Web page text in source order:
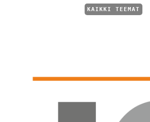
KAIKKI TEEMAT